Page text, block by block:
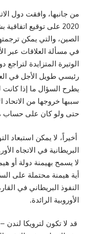
2020 على توقيع
الصين، والتي يمكن
في مسألة العلاقات عبر
الوتيرة المتزايدة
رئيسي طويل الأجل في
يطرح السؤال ما إذا
سببها خروجها من الاتحاد
حتى ولو كان على حساب
أخيراً، لا يمكن استبعاد
البريطانية في الاتجاه
لا يسمح بهيمنة دولة أو
أية هيمنة محتملة على
النفوذ البريطاني في
الأوروبية الرائدة.
قد لا تكون لترويكا لندن